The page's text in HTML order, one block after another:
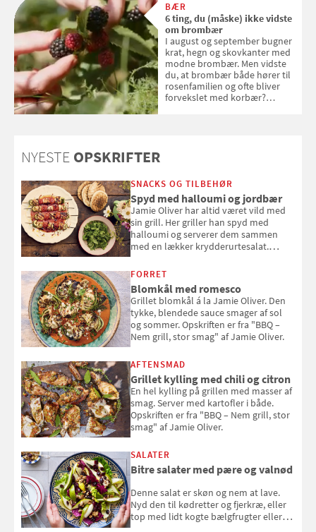
BÆR
6 ting, du (måske) ikke vidste
om brombær
I august og september bugner
krat, hegn og skovkanter med
modne brombær. Men vidste
du, at brombær både hører til
rosenfamilien og ofte bliver
forvekslet med korbær?
NYESTE OPSKRIFTER
SNACKS OG TILBEHØR
Spyd med halloumi og jordbær
Jamie Oliver har altid været vild med
sin grill. Her griller han spyd med
halloumi og serverer dem sammen
med en lækker krydderurtesalat.
smag" af Jamie Oliver.
FORRET
Blomkål med romesco
Grillet blomkål á la Jamie Oliver. Den
tykke, blendede sauce smager af sol
og sommer. Opskriften er fra "BBQ –
Nem grill, stor smag" af Jamie Oliver.
AFTENSMAD
Grillet kylling med chili og citron
En hel kylling på grillen med masser af
smag. Server med kartofler i både.
Opskriften er fra "BBQ – Nem grill, stor
smag" af Jamie Oliver.
SALATER
Bitre salater med pære og valnød
Denne salat er skøn og nem at lave.
Nyd den til kødretter og fjerkræ, eller
top med lidt kogte bælgfrugter eller